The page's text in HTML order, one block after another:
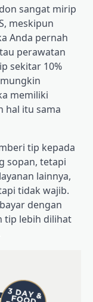
sangat mirip
meskipun
Anda pernah
perawatan
sekitar 10%
memiliki
hal itu sama
tip kepada
sopan, tetapi
lainnya,
tidak wajib.
dengan
tip lebih dilihat